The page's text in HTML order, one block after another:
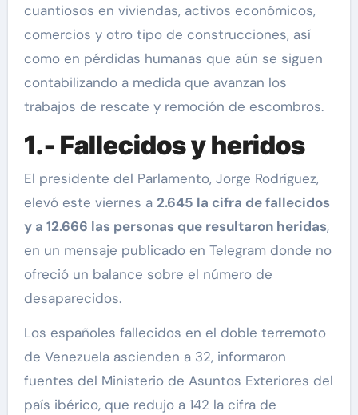
cuantiosos en viviendas, activos económicos,
comercios y otro tipo de construcciones, así
como en pérdidas humanas que aún se siguen
contabilizando a medida que avanzan los
trabajos de rescate y remoción de escombros.
1.- Fallecidos y heridos
El presidente del Parlamento, Jorge Rodríguez,
elevó este viernes a 2.645 la cifra de fallecidos
y a 12.666 las personas que resultaron heridas,
en un mensaje publicado en Telegram donde no
ofreció un balance sobre el número de
desaparecidos.
Los españoles fallecidos en el doble terremoto
de Venezuela ascienden a 32, informaron
fuentes del Ministerio de Asuntos Exteriores del
país ibérico, que redujo a 142 la cifra de